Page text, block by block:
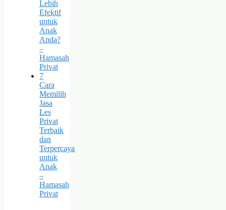
Lebih
Efektif
untuk
Anak
Anda?
–
Hamasah
Privat
7
Cara
Memilih
Jasa
Les
Privat
Terbaik
dan
Terpercaya
untuk
Anak
–
Hamasah
Privat